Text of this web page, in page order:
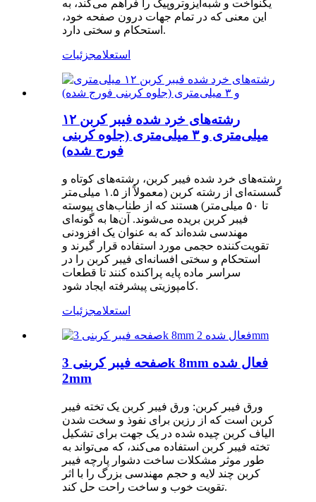
یکنواخت و شبه‌ایزوتروپیک را فراهم می‌کند، به
این معنی که در تمام جهات درون صفحه خود،
استحکام و سختی دارد.
استعلامجزئیات
رشته‌های خرد شده فیبر کربن ۱۲
میلی‌متری و ۳ میلی‌متری (جلوه کربنی
فورج شده)
رشته‌های خرد شده فیبر کربن، رشته‌های کوتاه و
گسسته‌ای از رشته کربن (معمولاً از ۱.۵ میلی‌متر
تا ۵۰ میلی‌متر) هستند که از طناب‌های پیوسته
فیبر کربن بریده می‌شوند. آن‌ها به گونه‌ای
مهندسی شده‌اند که به عنوان یک افزودنی
تقویت‌کننده حجمی مورد استفاده قرار گیرند و
استحکام و سختی افسانه‌ای فیبر کربن را در
سراسر ماده پایه پراکنده کنند تا قطعات
کامپوزیتی پیشرفته ایجاد شود.
استعلامجزئیات
صفحه فیبر کربنی 3k 8mm فعال شده
2mm
ورق فیبر کربن: ورق فیبر کربن یک تخته فیبر
کربن است که از رزین برای نفوذ و سخت شدن
الیاف کربن چیده شده در یک جهت برای تشکیل
تخته فیبر کربن استفاده می‌کند، که می‌تواند به
طور موثر مشکلات ساخت دشوار پارچه فیبر
کربن چند لایه و حجم مهندسی بزرگ را با اثر
تقویت خوب و ساخت راحت حل کند.